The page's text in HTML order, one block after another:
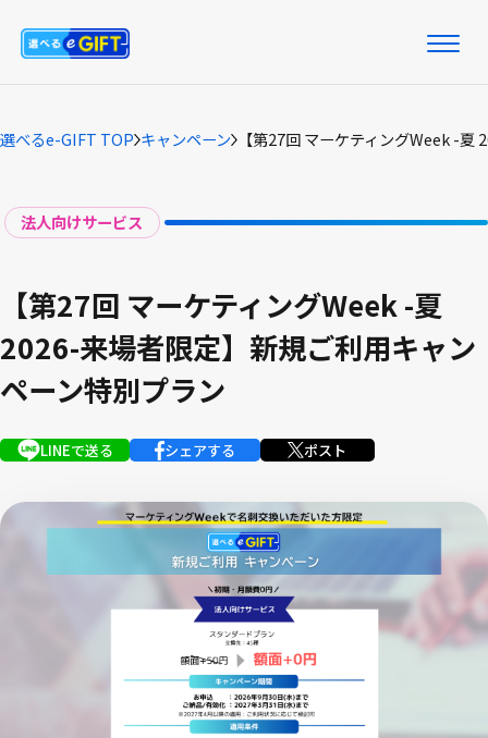
選べるe-GIFT TOP キャンペーン 【第27回 マーケティングWeek -夏
法人向けサービス
【第27回 マーケティングWeek -夏
2026-来場者限定】新規ご利用キャン
ペーン特別プラン
LINEで送る シェアする ポスト